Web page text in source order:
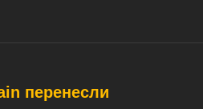
перенесли